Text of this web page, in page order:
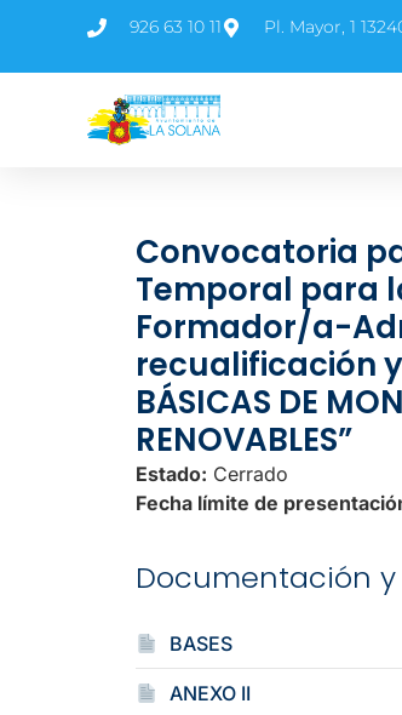
926 63 10 11 Pl. Mayor, 1
Convocatoria
Temporal para
Formador/a-
recualificación y
BÁSICAS DE
RENOVABLES”
Estado: Cerrado
Fecha límite de
Documentación y
BASES
ANEXO II